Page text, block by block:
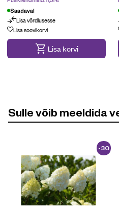
Saadaval
Lisa võrdlusesse
Lisa soovikorvi
Lisa korvi
Sulle võib meeldida
-30
%